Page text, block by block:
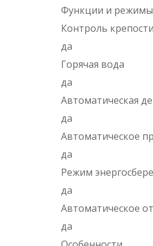
Функции и режимы
Контроль
да
Горячая вода
да
Автоматическая
да
Автоматическое
да
Режим
да
Автоматическое
да